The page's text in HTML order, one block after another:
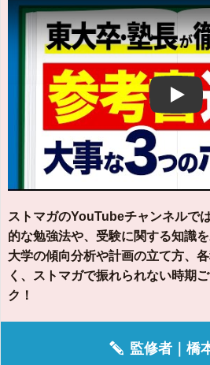
Play
ストマガのYouTubeチャンネルで
的な勉強法や、受験に関する知識
大学の傾向分析や計画の立て方、
く、ストマガで振れられない時期
ク！
監修者｜橋